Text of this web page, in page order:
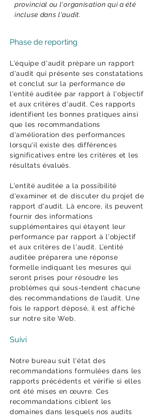
provincial ou l'organisation qui a été
incluse dans l'audit.
Phase de reporting
L'équipe d'audit prépare un rapport
d'audit qui présente ses constatations
et conclut sur la performance de
l'entité auditée par rapport à l'objectif
et aux critères d'audit. Ces rapports
identifient les bonnes pratiques ainsi
que les recommandations
d'amélioration des performances
lorsqu'il existe des différences
significatives entre les critères et les
résultats évalués.
L'entité auditée a la possibilité
d'examiner et de discuter du projet de
rapport d'audit. Là encore, ils peuvent
fournir des informations
supplémentaires qui étayent leur
performance par rapport à l'objectif
et aux critères de l'audit. L’entité
auditée préparera une réponse
formelle indiquant les mesures qui
seront prises pour résoudre les
problèmes qui sous-tendent chacune
des recommandations de l’audit. Une
fois le rapport déposé, il est affiché
sur notre site Web.
Suivi
Notre bureau suit l'état des
recommandations formulées dans les
rapports précédents et vérifie si elles
ont été mises en œuvre. Ces
recommandations ciblent les
domaines dans lesquels nos audits